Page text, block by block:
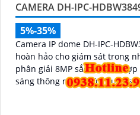
CAMERA DH-IPC-
5%-35%
Camera IP dome DH-IPC-
hoàn hảo cho giám sát trong
phân giải 8MP sắc nét, kết
sáng thông minh giúp quan